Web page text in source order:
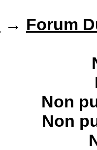
→ Forum
Non
Non